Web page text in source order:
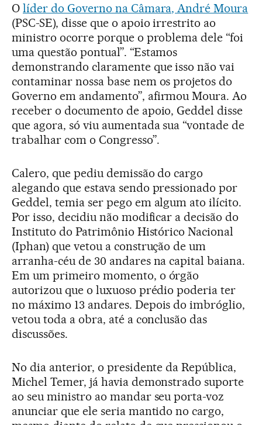
O líder do Governo na Câmara, André Moura
(PSC-SE), disse que o apoio irrestrito ao
ministro ocorre porque o problema dele “foi
uma questão pontual”. “Estamos
demonstrando claramente que isso não vai
contaminar nossa base nem os projetos do
Governo em andamento”, afirmou Moura. Ao
receber o documento de apoio, Geddel disse
que agora, só viu aumentada sua “vontade de
trabalhar com o Congresso”.
Calero, que pediu demissão do cargo
alegando que estava sendo pressionado por
Geddel, temia ser pego em algum ato ilícito.
Por isso, decidiu não modificar a decisão do
Instituto do Patrimônio Histórico Nacional
(Iphan) que vetou a construção de um
arranha-céu de 30 andares na capital baiana.
Em um primeiro momento, o órgão
autorizou que o luxuoso prédio poderia ter
no máximo 13 andares. Depois do imbróglio,
vetou toda a obra, até a conclusão das
discussões.
No dia anterior, o presidente da República,
Michel Temer, já havia demonstrado suporte
ao seu ministro ao mandar seu porta-voz
anunciar que ele seria mantido no cargo,